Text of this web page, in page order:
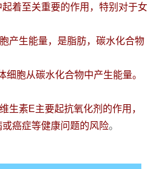
着至关重要的作用，特别对于女
产生能量，是脂肪，碳水化合物
胞从碳水化合物中产生能量。
生素E主要起抗氧化剂的作用，
癌症等健康问题的风险。